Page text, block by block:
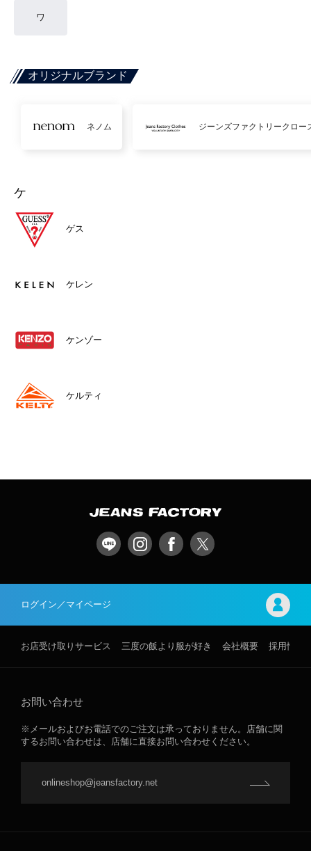
ワ
オリジナルブランド
ネノム ジーンズファクトリークロー
ケ
ゲス
ケレン
ケンゾー
ケルティ
ログイン／マイページ
お店受け取りサービス 三度の飯より服が好き 会社概要 採用情報
お問い合わせ
※メールおよびお電話でのご注文は承っておりません。店舗に関
するお問い合わせは、店舗に直接お問い合わせください。
onlineshop@jeansfactory.net